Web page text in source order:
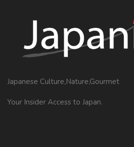
Japanese Culture,Nature,Gourmet
Your Insider Access to Japan.